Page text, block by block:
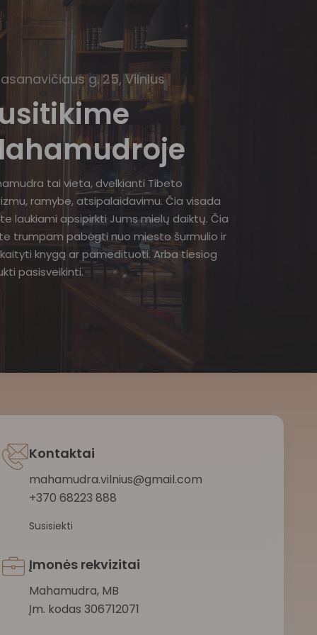
g. 25, Vilnius
tai vieta, dvelkianti Tibeto
ramybe, atsipalaidavimu. Čia visada
laukiami apsipirkti Jums mielų daiktų. Čia
trumpam pabėgti nuo miesto šurmulio ir
knygą ar pamedituoti. Arba tiesiog
pasisveikinti.
Kontaktai
mahamudra.vilnius@gmail.com
+370 68223 888
Susisiekti
Įmonės rekvizitai
Mahamudra, MB
Įm. kodas 306712071